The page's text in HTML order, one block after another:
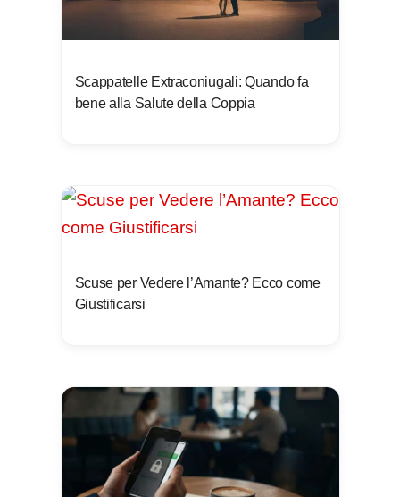
Scappatelle Extraconiugali: Quando fa
bene alla Salute della Coppia
Scuse per Vedere l’Amante? Ecco come
Giustificarsi